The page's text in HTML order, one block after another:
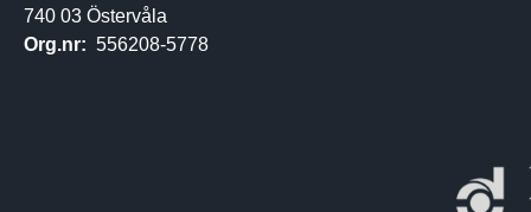
740 03 Östervåla
Org.nr: 556208-5778